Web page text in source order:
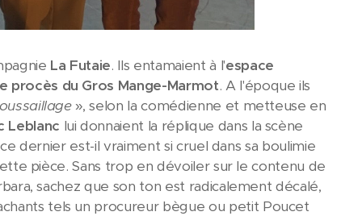
La Futaie. Ils entamaient à l'espace
procès du Gros Mange-Marmot. A l'époque ils
», selon la comédienne et metteuse en
Leblanc lui donnaient la réplique dans la scène
dernier est-il vraiment si cruel dans sa boulimie
pièce. Sans trop en dévoiler sur le contenu de
sachez que son ton est radicalement décalé,
tels un procureur bègue ou petit Poucet